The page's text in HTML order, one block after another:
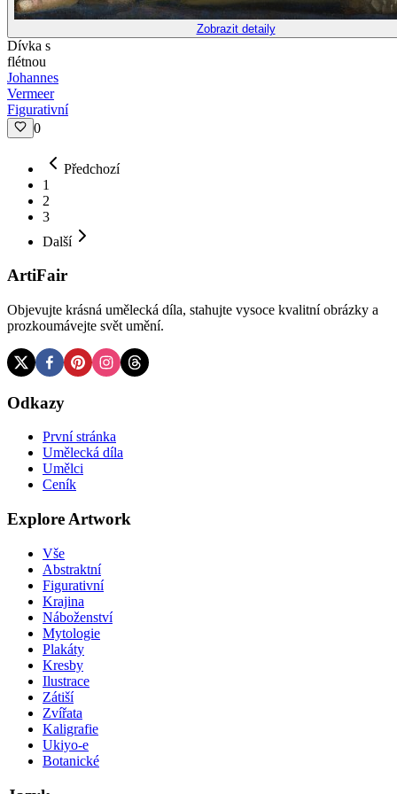
Zobrazit detaily
Dívka s
flétnou
Johannes
Vermeer
Figurativní
0
Předchozí
1
2
3
Další
ArtiFair
Objevujte krásná umělecká díla, stahujte vysoce kvalitní obrázky a
prozkoumávejte svět umění.
Odkazy
První stránka
Umělecká díla
Umělci
Ceník
Explore Artwork
Vše
Abstraktní
Figurativní
Krajina
Náboženství
Mytologie
Plakáty
Kresby
Ilustrace
Zátiší
Zvířata
Kaligrafie
Ukiyo-e
Botanické